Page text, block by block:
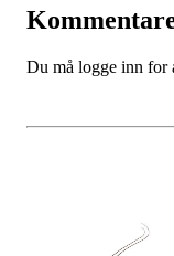
Du må logge inn for